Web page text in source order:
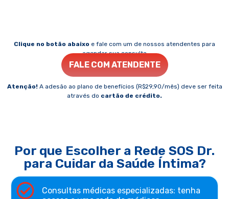
Clique no botão abaixo e fale com um de nossos atendentes para
agendar sua consulta
FALE COM ATENDENTE
Atenção! A adesão ao plano de benefícios (R$29,90/mês) deve ser feita
através do cartão de crédito.
Por que Escolher a Rede SOS Dr.
para Cuidar da Saúde Íntima?
Consultas médicas especializadas: tenha